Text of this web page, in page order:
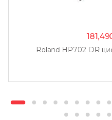
Roland HP702-DR